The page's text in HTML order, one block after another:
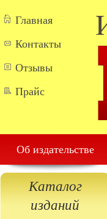
Главная
Контакты
Отзывы
Прайс
Об издательстве
Каталог
изданий